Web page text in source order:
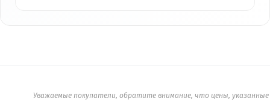
Уважаемые покупатели, обратите внимание, что цены, указанные